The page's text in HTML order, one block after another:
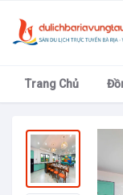
Trang Chủ